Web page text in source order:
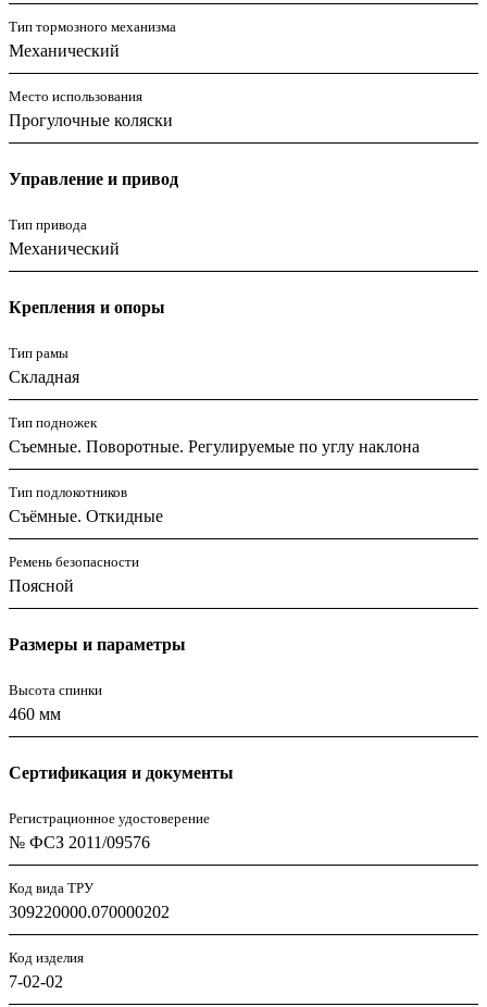
Тип тормозного механизма
Механический
Место использования
Прогулочные коляски
Управление и привод
Тип привода
Механический
Крепления и опоры
Тип рамы
Складная
Тип подножек
Съемные. Поворотные. Регулируемые по углу наклона
Тип подлокотников
Съёмные. Откидные
Ремень безопасности
Поясной
Размеры и параметры
Высота спинки
460 мм
Сертификация и документы
Регистрационное удостоверение
№ ФСЗ 2011/09576
Код вида ТРУ
309220000.070000202
Код изделия
7-02-02